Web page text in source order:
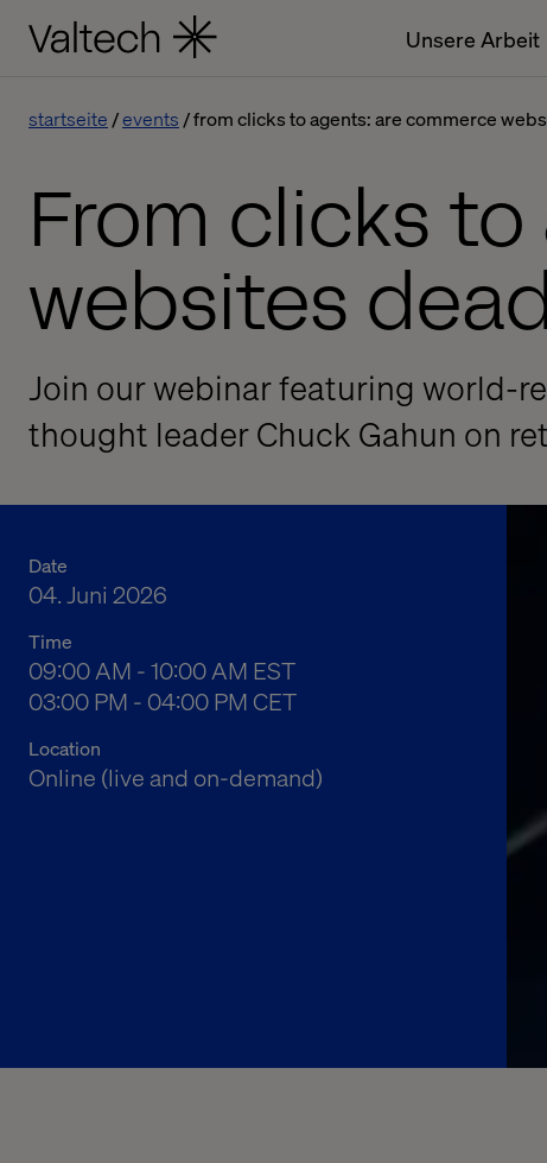
Unsere Arbeit
startseite events from clicks to agents: are commerce
From clicks
websites
Join our webinar featuring world-
thought leader Chuck Gahun on
Date
04. Juni 2026
Time
04:00 AM to 05:00 AM Eastern Standard Time
09:00 AM - 10:00 AM EST
10:00 AM to 11:00 AM Central European Time
03:00 PM - 04:00 PM CET
Location
Online (live and on-demand)